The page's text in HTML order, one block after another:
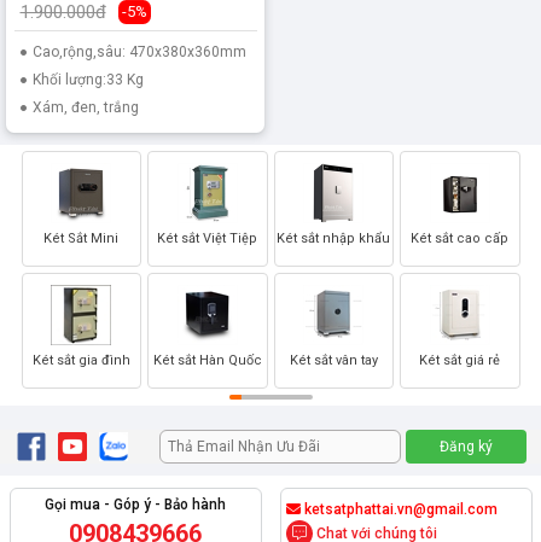
1.900.000đ -5%
Cao,rộng,sâu: 470x380x360mm
Khối lượng:33 Kg
Xám, đen, trắng
Két Sắt Mini
Két sắt gia đình
Két sắt Việt Tiệp
Két sắt Hàn Quốc
Két sắt nhập khẩu
Két sắt vân tay
Két sắt cao cấp
Két sắt giá rẻ
Gọi mua - Góp ý - Bảo hành
0908439666
ketsatphattai.vn@gmail.com
Chat với chúng tôi